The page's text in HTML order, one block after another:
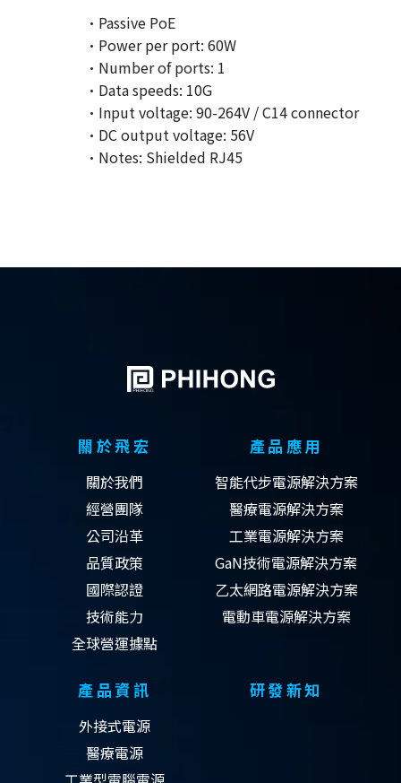
·Passive PoE
·Power per port: 60W
·Number of ports: 1
·Data speeds: 10G
·Input voltage: 90-264V / C14 connector
·DC output voltage: 56V
·Notes: Shielded RJ45
關於飛宏
關於我們
經營團隊
公司沿革
品質政策
國際認證
技術能力
全球營運據點
產品應用
智能代步電源解決方案
醫療電源解決方案
工業電源解決方案
GaN技術電源解決方案
乙太網路電源解決方案
電動車電源解決方案
產品資訊
外接式電源
醫療電源
研發新知